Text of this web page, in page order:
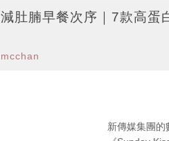
減肚腩早餐次序｜7款高蛋
mcchan
新傳媒集團的